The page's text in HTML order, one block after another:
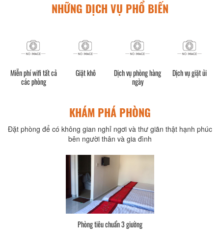
NHỮNG DỊCH VỤ PHỔ BIẾN
Miễn phí wifi tất cả
các phòng
Giặt khô
Dịch vụ phòng hàng
ngày
Dịch vụ giặt ủi
KHÁM PHÁ PHÒNG
Đặt phòng để có không gian nghỉ ngơi và thư giãn thật hạnh phúc
bên người thân và gia đình
Phòng tiêu chuẩn 3 giường